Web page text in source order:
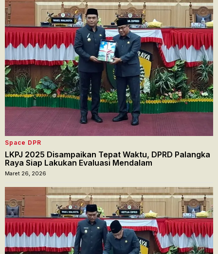
Space DPR
LKPJ 2025 Disampaikan Tepat Waktu, DPRD Palangka
Raya Siap Lakukan Evaluasi Mendalam
Maret 26, 2026